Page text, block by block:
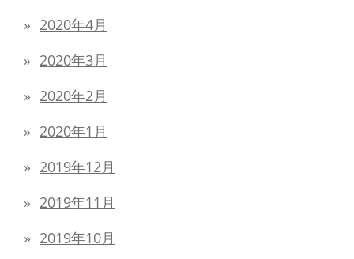
2020年4月
2020年3月
2020年2月
2020年1月
2019年12月
2019年11月
2019年10月